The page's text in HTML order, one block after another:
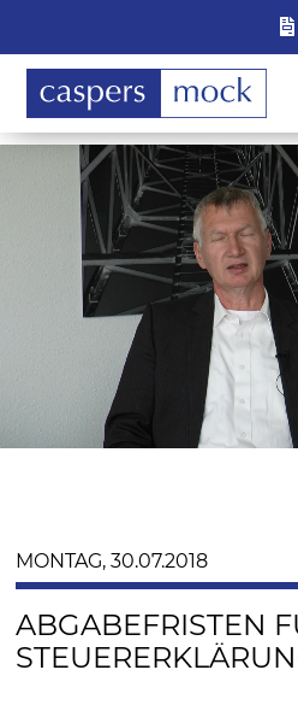
MONTAG, 30.07.2018
ABGABEFRISTEN